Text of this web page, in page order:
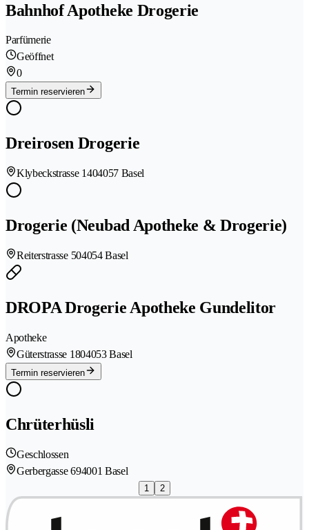
Bahnhof Apotheke Drogerie
Parfümerie
Geöffnet
0
Termin reservieren
Dreirosen Drogerie
Klybeckstrasse 1404057 Basel
Drogerie (Neubad Apotheke & Drogerie)
Reiterstrasse 504054 Basel
DROPA Drogerie Apotheke Gundelitor
Apotheke
Güterstrasse 1804053 Basel
Termin reservieren
Chrüterhüsli
Geschlossen
Gerbergasse 694001 Basel
1 2